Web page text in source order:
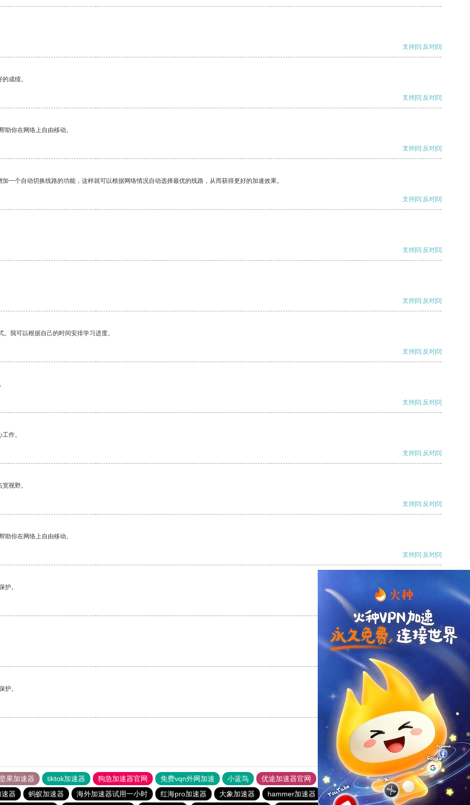
支持[0] 反对[0]
成绩。
支持[0] 反对[0]
你在网络上自由移动。
支持[0] 反对[0]
一个自动切换线路的功能，这样就可以根据网络情况自动选择最优的线路，从而获得更好的加速效果。
支持[0] 反对[0]
支持[0] 反对[0]
支持[0] 反对[0]
我可以根据自己的时间安排学习进度。
支持[0] 反对[0]
支持[0] 反对[0]
作。
支持[0] 反对[0]
视野。
支持[0] 反对[0]
你在网络上自由移动。
支持[0] 反对[0]
护。
反对
护。
反对[0]
坚果加速器 tiktok加速器 狗急加速器官网 免费vqn外网加速 小蓝鸟 优途加速器官网 风驰加速器 旋风加速器
八戒看书
速器 蚂蚁加速器 海外加速器试用一小时 红海pro加速器 大象加速器 hammer加速器 苹果加速器
蜜蜂加速器